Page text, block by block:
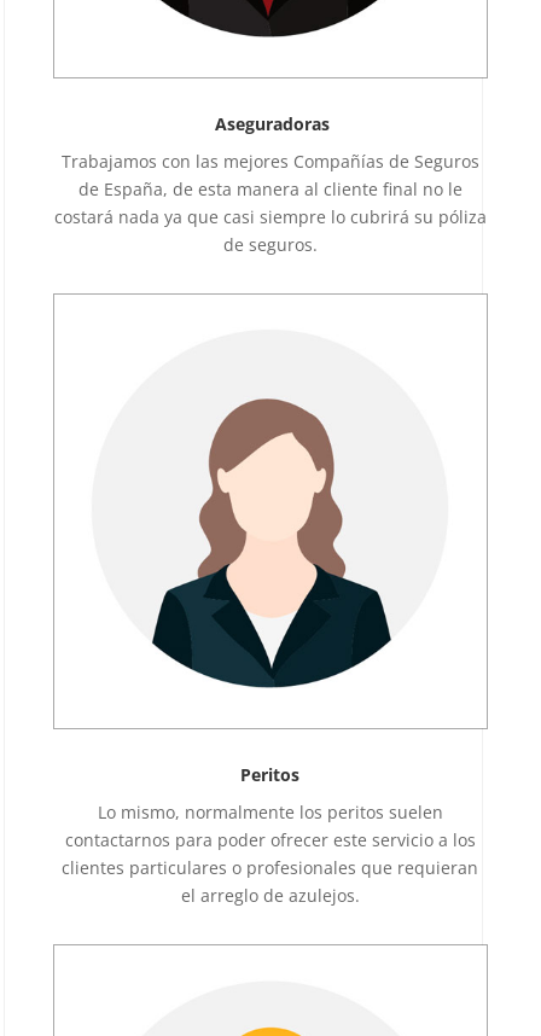
Aseguradoras
Trabajamos con las mejores Compañías de Seguros
de España, de esta manera al cliente final no le
costará nada ya que casi siempre lo cubrirá su póliza
de seguros.
Peritos
Lo mismo, normalmente los peritos suelen
contactarnos para poder ofrecer este servicio a los
clientes particulares o profesionales que requieran
el arreglo de azulejos.